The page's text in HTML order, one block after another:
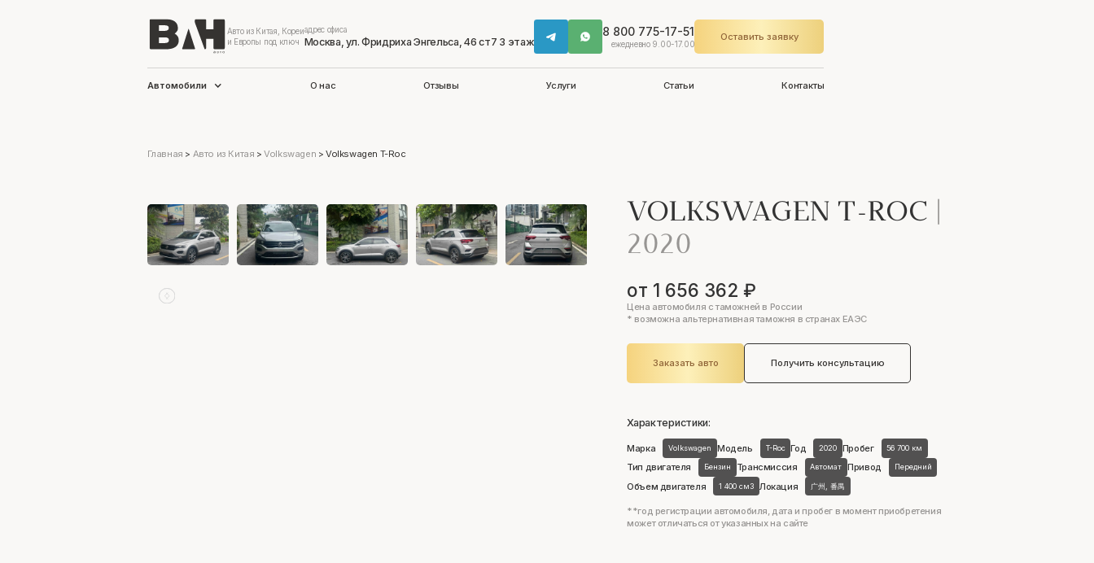
Авто из Китая, Кореи
и Европы под ключ
адрес офиса
Москва, ул. Фридриха Энгельса, 46 ст7 3 этаж
8 800 775-17-51
ежедневно 9.00-17.00
Оставить заявку
Автомобили О нас Отзывы Услуги Статьи Контакты
Главная > Авто из Китая >Volkswagen >Volkswagen T-Roc
VOLKSWAGEN T-ROC |
2020
от 1 656 362 ₽
Цена автомобиля с таможней в России
* возможна альтернативная таможня в странах ЕАЭС
Заказать авто Получить консультацию
Характеристики:
Марка Volkswagen Модель T-Roc Год 2020 Пробег 56 700 км
Тип двигателя Бензин Трансмиссия Автомат Привод Передний
Объем двигателя 1 400 см3 Локация 广州, 番禺
**год регистрации автомобиля, дата и пробег в момент приобретения
может отличаться от указанных на сайте